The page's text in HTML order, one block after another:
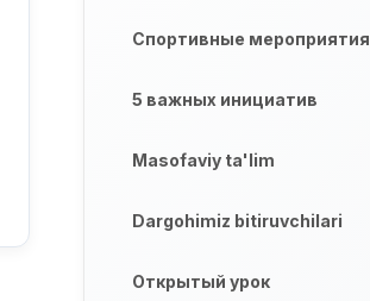
Спортивные мероприятия
5 важных инициатив
Masofaviy ta'lim
Dargohimiz bitiruvchilari
Открытый урок